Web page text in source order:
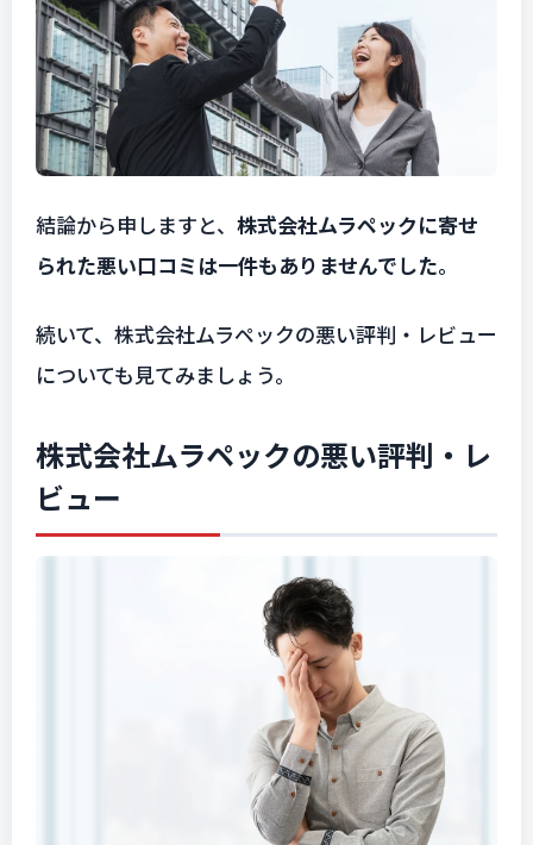
結論から申しますと、 株式会社ムラペックに寄せ
られた悪い口コミは一件もありませんでした。
続いて、株式会社ムラペックの悪い評判・レビュー
についても見てみましょう。
株式会社ムラペックの悪い評判・レ
ビュー